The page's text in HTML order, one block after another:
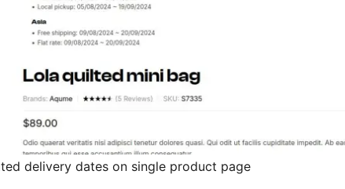
delivery dates on single product page